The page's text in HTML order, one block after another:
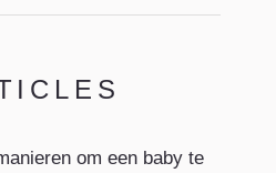
om een baby te